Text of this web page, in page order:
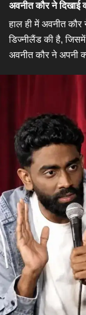
अवनीत कौर ने दिखाई
हाल ही में अवनीत
डिज्नीलैंड की है,
अवनीत कौर ने अपनी